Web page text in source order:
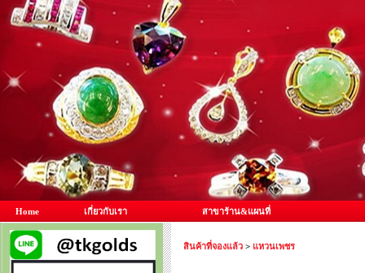
Home เกี่ยวกับเรา สาขาร้าน&แผนที่
สินค้าที่จองแล้ว > แหวนเพชร